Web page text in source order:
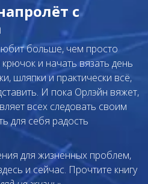
с
больше, чем просто
и начать вязать день
шляпки и практически всё,
И пока Орлэйн вяжет,
всех следовать своим
для себя радость
для жизненных проблем,
и сейчас. Прочтите книгу